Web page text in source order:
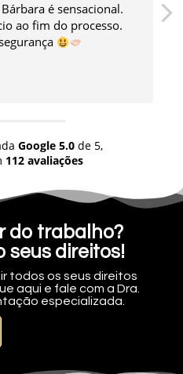
é sensacional.
ao fim do processo.
Google 5.0de 5,
112 avaliações
do trabalho?
seus direitos!
todos os seus direitos
aqui e fale com a Dra.
especializada.